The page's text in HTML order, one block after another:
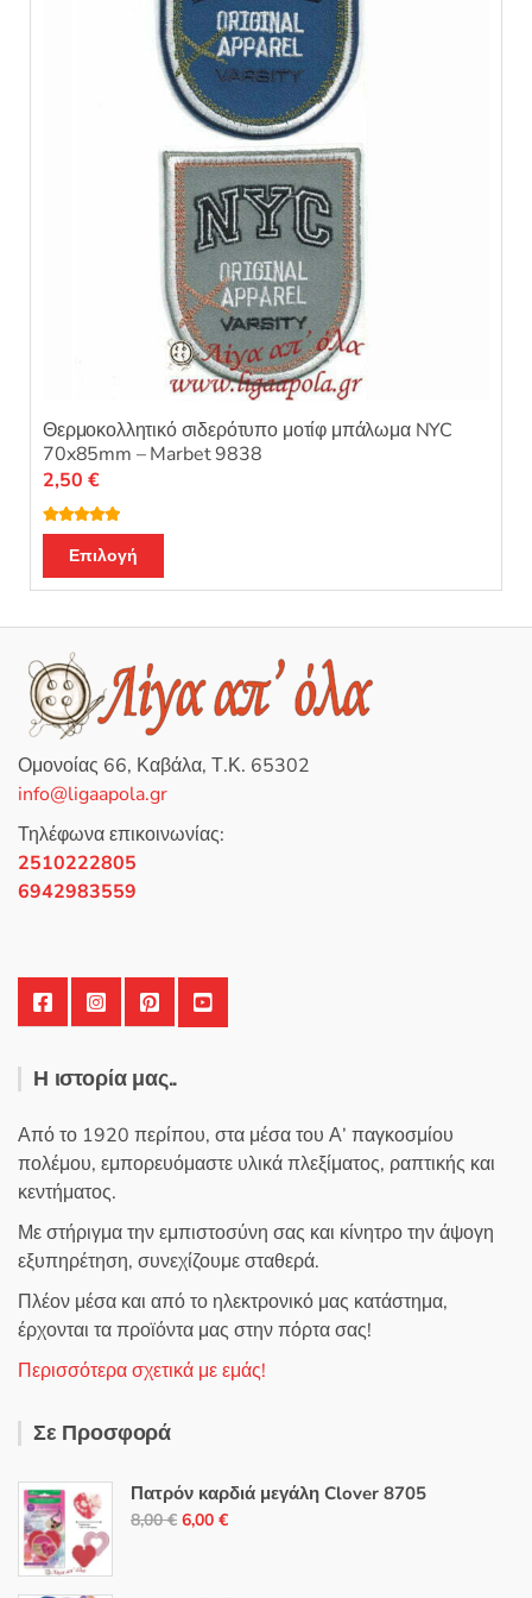
μπορούν
να
επιλεγούν
στη
σελίδα
του
προϊόντος
Θερμοκολλητικό σιδερότυπο μοτίφ μπάλωμα NYC
70x85mm – Marbet 9838
Βαθμολογή
θηκε με5.00
από 5
2,50 €
Επιλογή
το
έχει
παραλλαγές.
Οι
μπορούν
να
επιλεγούν
Ομονοίας 66, Καβάλα, Τ.Κ. 65302
info@ligaapola.gr
Τηλέφωνα επικοινωνίας:
2510222805
6942983559
Η ιστορία μας..
Από το 1920 περίπου, στα μέσα του Α’ παγκοσμίου
πολέμου, εμπορευόμαστε υλικά πλεξίματος, ραπτικής και
κεντήματος.
Με στήριγμα την εμπιστοσύνη σας και κίνητρο την άψογη
εξυπηρέτηση, συνεχίζουμε σταθερά.
Πλέον μέσα και από το ηλεκτρονικό μας κατάστημα,
έρχονται τα προϊόντα μας στην πόρτα σας!
Περισσότερα σχετικά με εμάς!
Σε Προσφορά
Πατρόν καρδιά μεγάλη Clover 8705
8,00€ Original
6,00 €Η